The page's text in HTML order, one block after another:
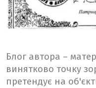
Блог автора –
винятково точку
претендує на